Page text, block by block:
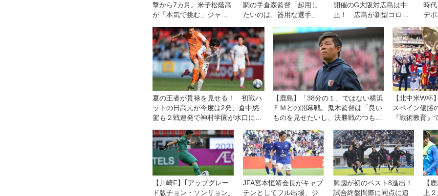
撃から7カ月。米子松蔭高
が「本気で挑む」ジャイ
連載2】
調の手倉森監督「起用し
たいのは、器用な選手」
開催のG大阪対広島は中
止！ 広島が新型コロナ
となったため
時
デ
夏の王者が貫禄を見せる！ 初戦ハ
ットの日高元が今度は2発、倉中悠
駕も２戦連発で神村学園が水口に４
【鹿島】「38分の１」ではない横浜
ＦＭとの開幕戦。鬼木監督は「良い
ものを見せたいし、決勝戦のつもり
【北中米W杯
スペイン優勝
『戦術教育』
ーロ札のよう
【川崎F】｢アップグレー
ド版チョン・ソンリョン｣
JFA宮本恒靖会長がキャプ
テンとしてフル出場、ジ
興國が初のベスト8進出！
試合終盤間際に同点に追
【
上